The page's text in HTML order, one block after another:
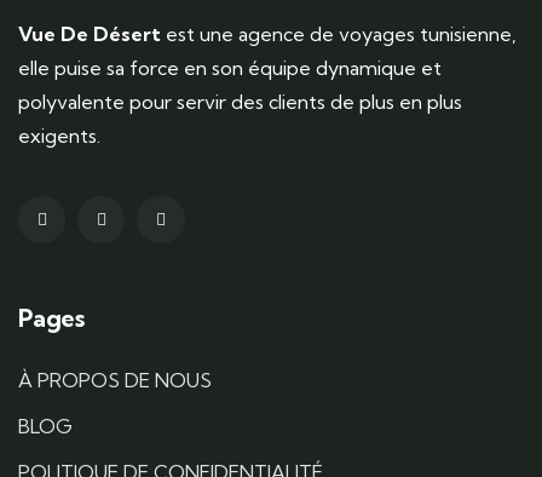
Vue De Désert est une agence de voyages tunisienne,
elle puise sa force en son équipe dynamique et
polyvalente pour servir des clients de plus en plus
exigents.
Pages
À PROPOS DE NOUS
BLOG